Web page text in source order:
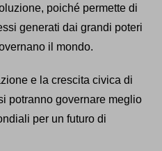
poiché permette di
generati dai grandi poteri
il mondo.
e la crescita civica di
potranno governare meglio
per un futuro di